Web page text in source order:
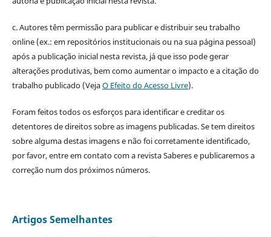
c. Autores têm permissão para publicar e distribuir seu trabalho
online (ex.: em repositórios institucionais ou na sua página pessoal)
após a publicação inicial nesta revista, já que isso pode gerar
alterações produtivas, bem como aumentar o impacto e a citação do
trabalho publicado (VejaO Efeito do Acesso Livre).
Foram feitos todos os esforços para identificar e creditar os
detentores de direitos sobre as imagens publicadas. Se tem direitos
sobre alguma destas imagens e não foi corretamente identificado,
por favor, entre em contato com a revista Saberes e publicaremos a
correção num dos próximos números.
Artigos Semelhantes